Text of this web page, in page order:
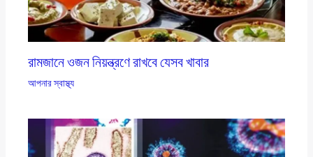
রামজানে ওজন নিয়ন্ত্রণে রাখবে যেসব খাবার
আপনার স্বাস্থ্য